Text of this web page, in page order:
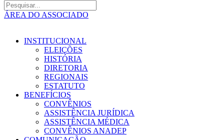
ÁREA DO ASSOCIADO
INSTITUCIONAL
ELEIÇÕES
HISTÓRIA
DIRETORIA
REGIONAIS
ESTATUTO
BENEFÍCIOS
CONVÊNIOS
ASSISTÊNCIA JURÍDICA
ASSISTÊNCIA MÉDICA
CONVÊNIOS ANADEP